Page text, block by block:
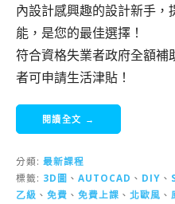
內設計感興趣的設計新手
能，是您的最佳選擇！
符合資格失業者政府全額補
者可申請生活津貼！
閱讀全文 →
分類: 最新課程
標籤: 3D圖 、 AUTOCAD 、 DIY 、
乙級 、 免費 、 免費上課 、 北歐風 、